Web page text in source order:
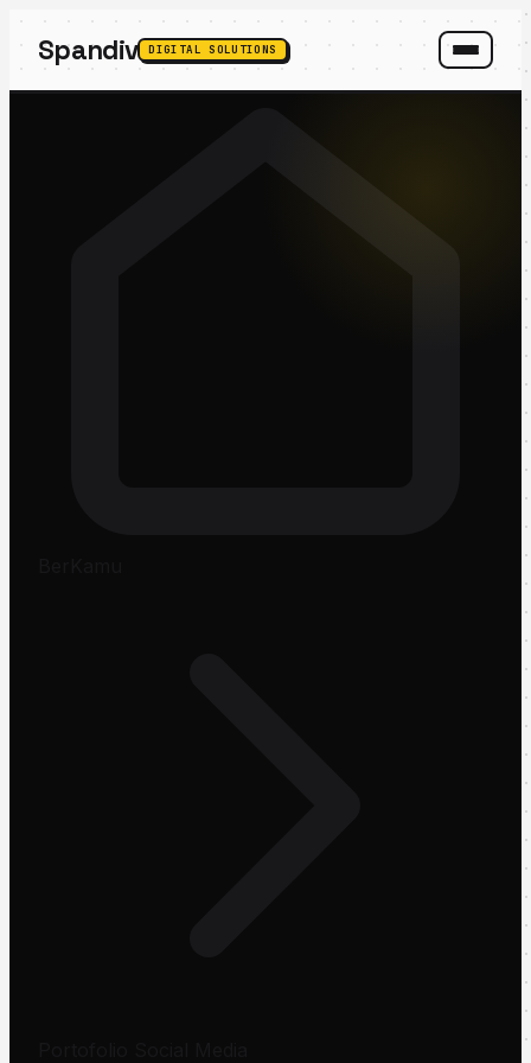
Spandiv DIGITAL SOLUTIONS
SPANDIV ASSISTANT